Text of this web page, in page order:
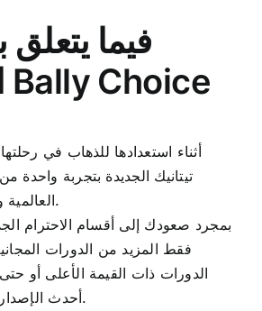
فيما
المقامرة Bally Choice
أثناء استعدادها للذهاب في
تيتانيك الجديدة بتجربة واحدة
العالمية وأكثرها فخمة.
بمجرد صعودك إلى أقسام الاحترام
فقط المزيد من الدورات
الدورات ذات القيمة الأعلى أو
أحدث الإصدارات الشرطية.